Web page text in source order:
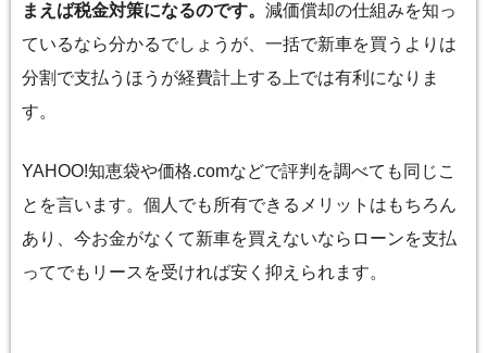
まえば税金対策になるのです。 減価償却の仕組みを知っ
ているなら分かるでしょうが、一括で新車を買うよりは
分割で支払うほうが経費計上する上では有利になりま
す。
YAHOO!知恵袋や価格.comなどで評判を調べても同じこ
とを言います。個人でも所有できるメリットはもちろん
あり、今お金がなくて新車を買えないならローンを支払
ってでもリースを受ければ安く抑えられます。